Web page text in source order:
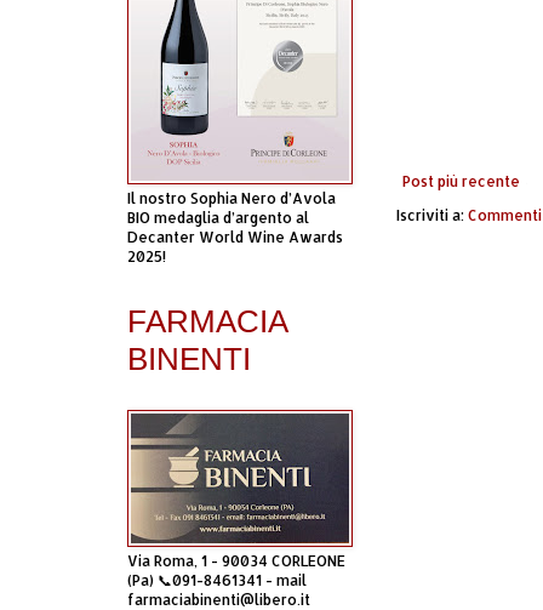
Post più recente
Iscriviti a:
Il nostro Sophia Nero d’Avola
BIO medaglia d’argento al
Decanter World Wine Awards
2025!
FARMACIA
BINENTI
Via Roma, 1 - 90034 CORLEONE
(Pa) 📞091-8461341 - mail
farmaciabinenti@libero.it